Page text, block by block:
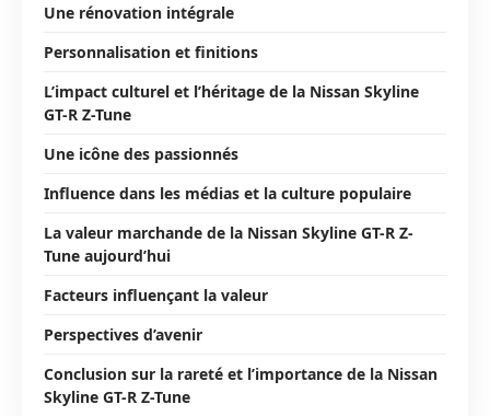
Une rénovation intégrale
Personnalisation et finitions
L’impact culturel et l’héritage de la Nissan Skyline
GT-R Z-Tune
Une icône des passionnés
Influence dans les médias et la culture populaire
La valeur marchande de la Nissan Skyline GT-R Z-
Tune aujourd’hui
Facteurs influençant la valeur
Perspectives d’avenir
Conclusion sur la rareté et l’importance de la Nissan
Skyline GT-R Z-Tune